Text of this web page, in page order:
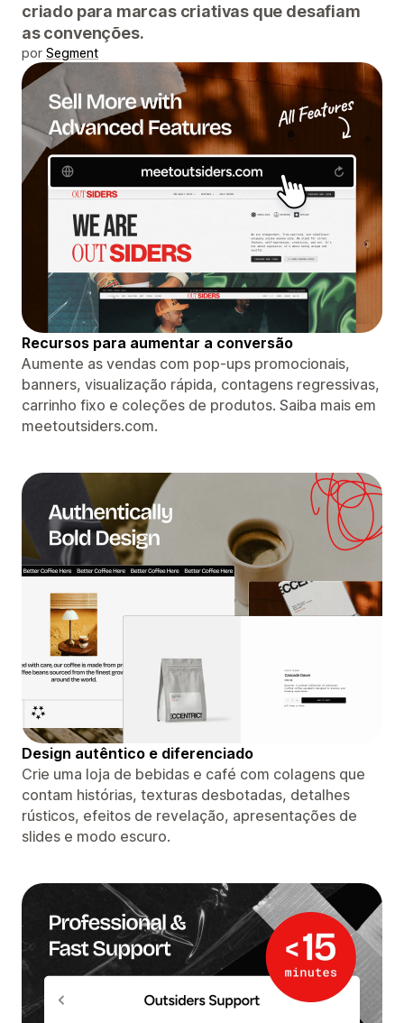
criado para marcas criativas que desafiam
as convenções.
por Segment
Recursos para aumentar a conversão
Aumente as vendas com pop-ups promocionais,
banners, visualização rápida, contagens regressivas,
carrinho fixo e coleções de produtos. Saiba mais em
meetoutsiders.com.
Design autêntico e diferenciado
Crie uma loja de bebidas e café com colagens que
contam histórias, texturas desbotadas, detalhes
rústicos, efeitos de revelação, apresentações de
slides e modo escuro.